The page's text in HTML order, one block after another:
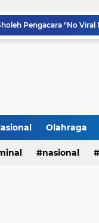
Olahraga
nasional